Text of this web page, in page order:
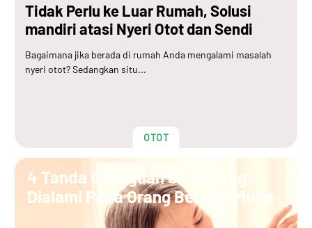
Tidak Perlu ke Luar Rumah, Solusi
mandiri atasi Nyeri Otot dan Sendi
Bagaimana jika berada di rumah Anda mengalami masalah
nyeri otot? Sedangkan situ...
OTOT
4 Tanda Gangguan Saraf yang
Dialami Pada Orang Berusia Muda